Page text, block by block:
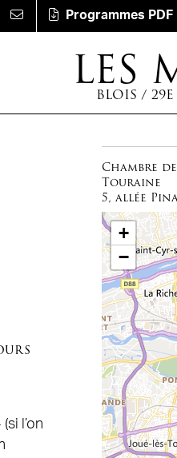
Programmes PDF
LES
BLOIS /
l’on
Chambre
Touraine
5, allée
+
−